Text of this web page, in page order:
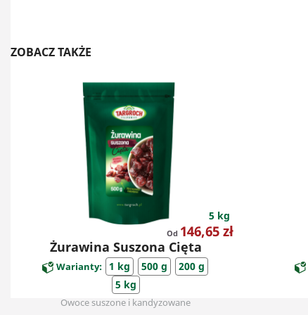
ZOBACZ TAKŻE
5 kg
Od Cena
146,65 zł
Żurawina Suszona Cięta
Warianty: 1 kg 500 g
200 g
5 kg
Owoce suszone i kandyzowane